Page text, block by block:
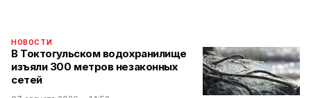
НОВОСТИ
В Токтогульском водохранилище
изъяли 300 метров незаконных
сетей